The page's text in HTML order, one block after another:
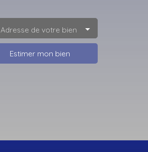
Adresse de votre bien
Estimer mon bien